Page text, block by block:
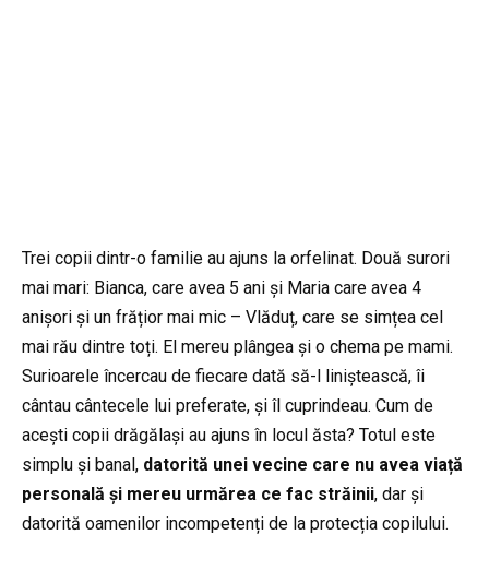
Trei copii dintr-o familie au ajuns la orfelinat. Două surori
mai mari: Bianca, care avea 5 ani și Maria care avea 4
anișori și un frățior mai mic – Vlăduț, care se simțea cel
mai rău dintre toți. El mereu plângea și o chema pe mami.
Surioarele încercau de fiecare dată să-l liniștească, îi
cântau cântecele lui preferate, și îl cuprindeau. Cum de
acești copii drăgălași au ajuns în locul ăsta? Totul este
simplu și banal, datorită unei vecine care nu avea viață
personală și mereu urmărea ce fac străinii, dar și
datorită oamenilor incompetenți de la protecția copilului.